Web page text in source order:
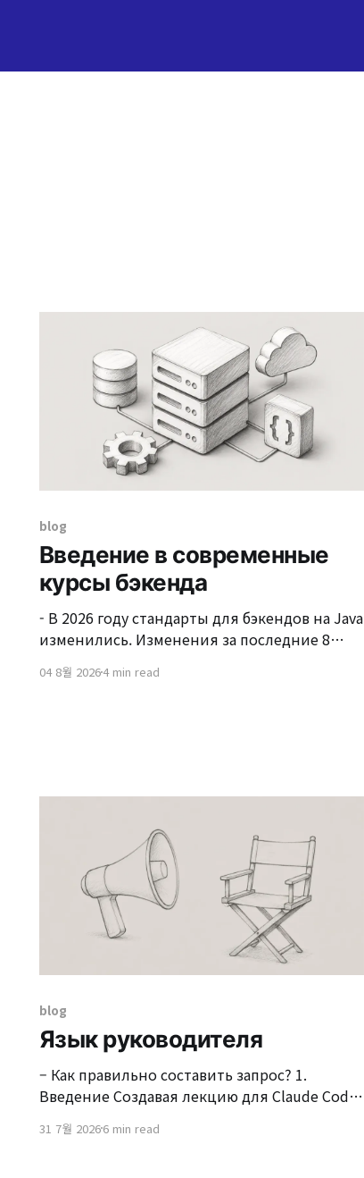
blog
Введение в современные
курсы бэкенда
- В 2026 году стандарты для бэкендов на Java
изменились. Изменения за последние 8
компоненты стека бэкенда на Java
04 8월 20264 min read
blog
Язык руководителя
– Как правильно составить запрос? 1.
Введение Создавая лекцию для Claude Code,
тестировал различные исходные коды в
31 7월 20266 min read